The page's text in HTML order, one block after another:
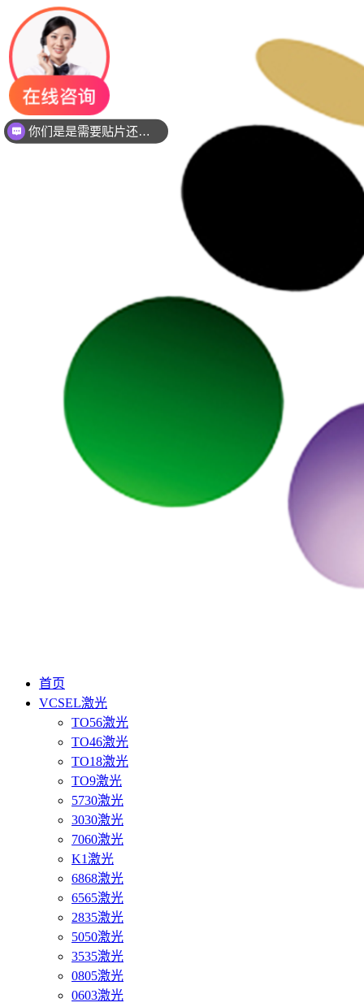
首页
VCSEL激光
TO56激光
TO46激光
TO18激光
TO9激光
5730激光
3030激光
7060激光
K1激光
6868激光
6565激光
2835激光
5050激光
3535激光
0805激光
0603激光
现在想要灯珠规格书资料还是要样品测试呢？么？